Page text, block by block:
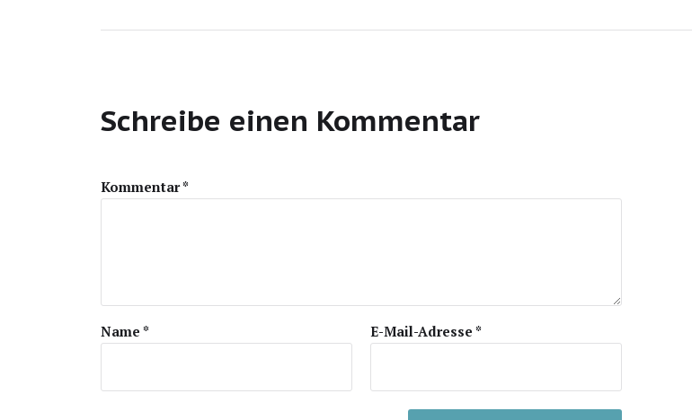
Schreibe einen Kommentar
Kommentar*
Name * E-Mail-Adresse *